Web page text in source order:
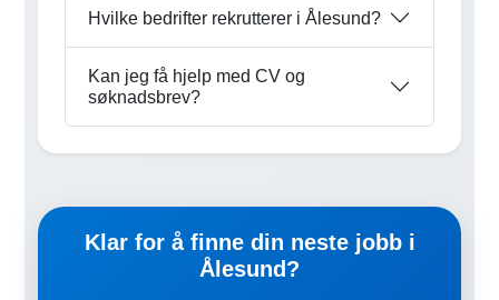
Hvilke bedrifter rekrutterer i Ålesund?
Kan jeg få hjelp med CV og
søknadsbrev?
Klar for å finne din neste jobb i
Ålesund?